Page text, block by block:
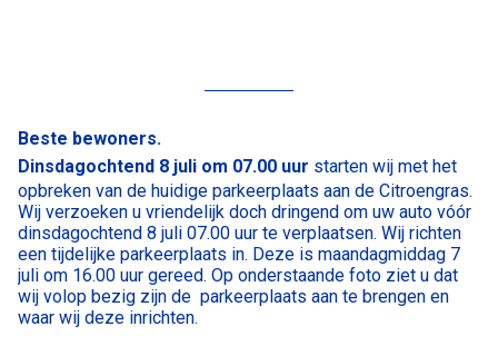
Beste bewoners.
Dinsdagochtend 8 juli om 07.00 uur starten wij met het
opbreken van de huidige parkeerplaats aan de Citroengras.
Wij verzoeken u vriendelijk doch dringend om uw auto vóór
dinsdagochtend 8 juli 07.00 uur te verplaatsen. Wij richten
een tijdelijke parkeerplaats in. Deze is maandagmiddag 7
juli om 16.00 uur gereed. Op onderstaande foto ziet u dat
wij volop bezig zijn de parkeerplaats aan te brengen en
waar wij deze inrichten.